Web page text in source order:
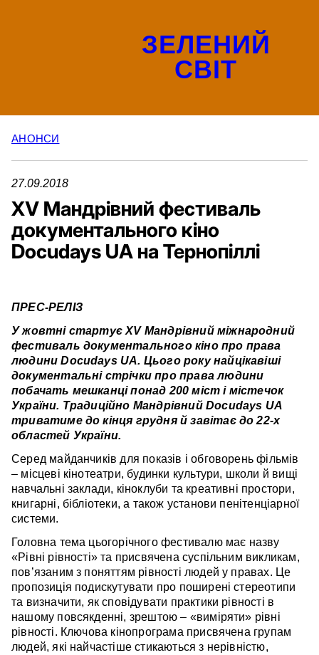
ЗЕЛЕНИЙ
СВІТ
АНОНСИ
27.09.2018
XV Мандрівний фестиваль
документального кіно
Docudays UA на Тернопіллі
ПРЕС-РЕЛІЗ
У жовтні стартує XV Мандрівний міжнародний
фестиваль документального кіно про права
людини Docudays UA. Цього року найцікавіші
документальні стрічки про права людини
побачать мешканці понад 200 міст і містечок
України. Традиційно Мандрівний Docudays UA
триватиме до кінця грудня й завітає до 22-х
областей України.
Серед майданчиків для показів і обговорень фільмів
– місцеві кінотеатри, будинки культури, школи й вищі
навчальні заклади, кіноклуби та креативні простори,
книгарні, бібліотеки, а також установи пенітенціарної
системи.
Головна тема цьогорічного фестивалю має назву
«Рівні рівності» та присвячена суспільним викликам,
пов’язаним з поняттям рівності людей у правах. Це
пропозиція подискутувати про поширені стереотипи
та визначити, як сповідувати практики рівності в
нашому повсякденні, зрештою – «виміряти» рівні
рівності. Ключова кінопрограма присвячена групам
людей, які найчастіше стикаються з нерівністю,